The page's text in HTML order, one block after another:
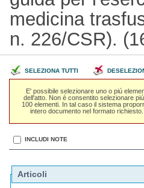
medicina
n. 226/CSR).
SELEZIONA TUTTI
E' possibile selezionare uno o piú
dell'atto. Non é consentito selezionare
100 elementi. In tal caso il sistema
intero documento nel formato richiesto.
INCLUDI NOTE
Articoli